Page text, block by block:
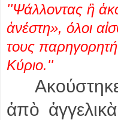
''Ψάλλοντας ἢ
ἀνέστη», όλοι
τους
Κύριο.''
ἀπὸ